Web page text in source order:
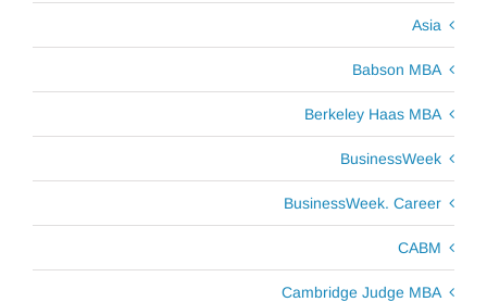
Asia
Babson MBA
Berkeley Haas MBA
BusinessWeek
BusinessWeek. Career
CABM
Cambridge Judge MBA